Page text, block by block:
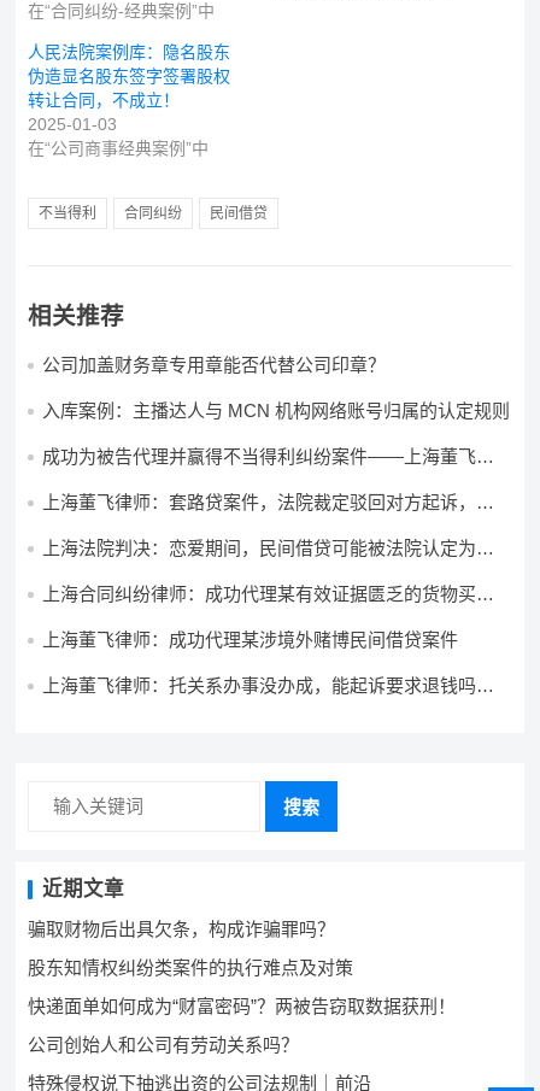
在“合同纠纷-经典案例”中
人民法院案例库：隐名股东
伪造显名股东签字签署股权
转让合同，不成立！
2025-01-03
在“公司商事经典案例”中
不当得利 合同纠纷 民间借贷
相关推荐
公司加盖财务章专用章能否代替公司印章？
入库案例：主播达人与 MCN 机构网络账号归属的认定规则
成功为被告代理并赢得不当得利纠纷案件——上海董飞律
上海董飞律师：套路贷案件，法院裁定驳回对方起诉，移
上海法院判决：恋爱期间，民间借贷可能被法院认定为赠
上海合同纠纷律师：成功代理某有效证据匮乏的货物买卖
上海董飞律师：成功代理某涉境外赌博民间借贷案件
上海董飞律师：托关系办事没办成，能起诉要求退钱吗？
搜索
近期文章
骗取财物后出具欠条，构成诈骗罪吗？
股东知情权纠纷类案件的执行难点及对策
快递面单如何成为“财富密码”？两被告窃取数据获刑！
公司创始人和公司有劳动关系吗？
特殊侵权说下抽逃出资的公司法规制｜前沿